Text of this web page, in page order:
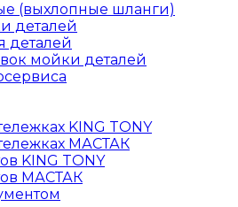
(выхлопные шланги)
деталей
деталей
мойки деталей
KING TONY
МАСТАК
KING TONY
МАСТАК